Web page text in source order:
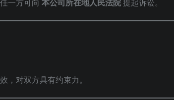
，对双方具有约束力。